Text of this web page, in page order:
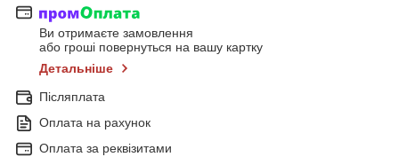
Ви отримаєте замовлення
або гроші повернуться на вашу картку
Детальніше
Післяплата
Оплата на рахунок
Оплата за реквізитами